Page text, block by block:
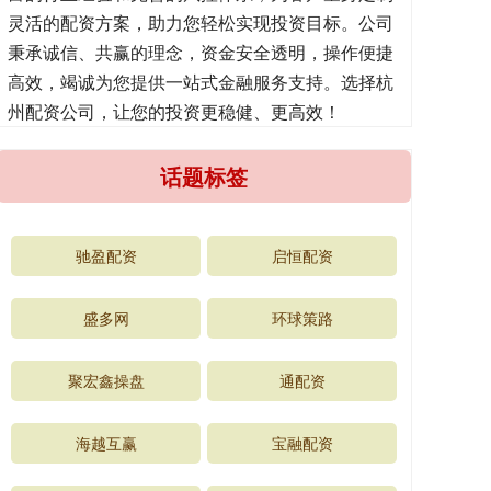
灵活的配资方案，助力您轻松实现投资目标。公司
秉承诚信、共赢的理念，资金安全透明，操作便捷
高效，竭诚为您提供一站式金融服务支持。选择杭
州配资公司，让您的投资更稳健、更高效！
话题标签
驰盈配资 启恒配资
盛多网 环球策路
聚宏鑫操盘 通配资
海越互赢 宝融配资